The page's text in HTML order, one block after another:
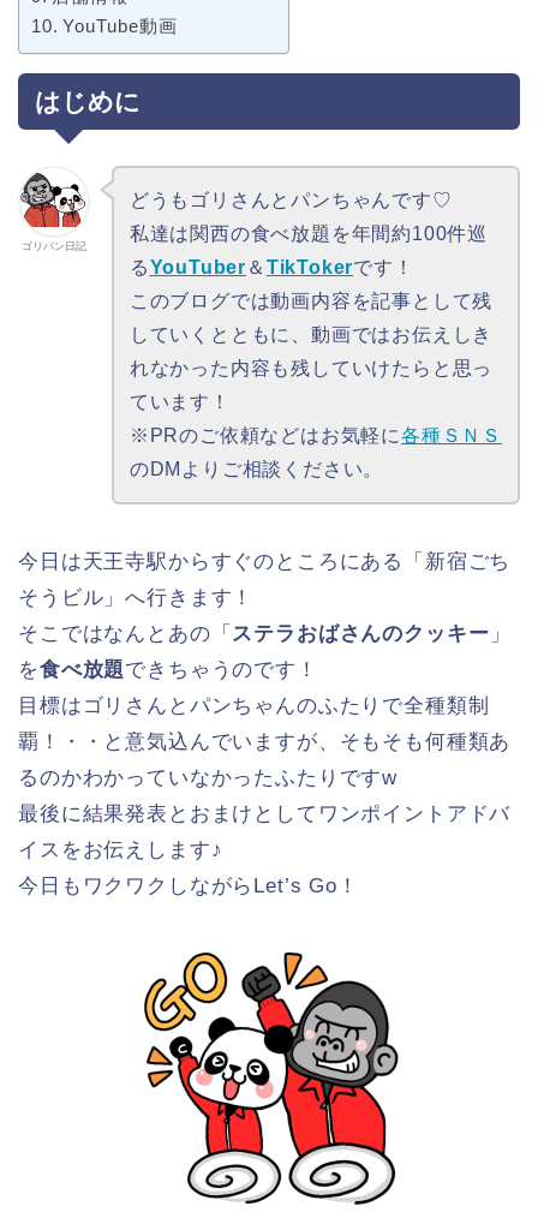
YouTube動画
はじめに
ゴリパン日記
どうもゴリさんとパンちゃんです♡
私達は関西の食べ放題を年間約100件巡
るYouTuber ＆ TikTokerです！
このブログでは動画内容を記事として残
していくとともに、動画ではお伝えしき
れなかった内容も残していけたらと思っ
ています！
※PRのご依頼などはお気軽に各種ＳＮＳ
のDMよりご相談ください。
今日は天王寺駅からすぐのところにある「新宿ごち
そうビル」へ行きます！
そこではなんとあの「 ステラおばさんのクッキー 」
を食べ放題できちゃうのです！
目標はゴリさんとパンちゃんのふたりで全種類制
覇！・・と意気込んでいますが、そもそも何種類あ
るのかわかっていなかったふたりですw
最後に結果発表とおまけとしてワンポイントアドバ
イスをお伝えします♪
今日もワクワクしながらLet’s Go！